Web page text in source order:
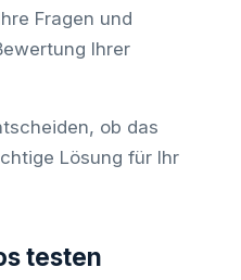
Fragen und
Ihrer
ob das
Lösung für Ihr
testen